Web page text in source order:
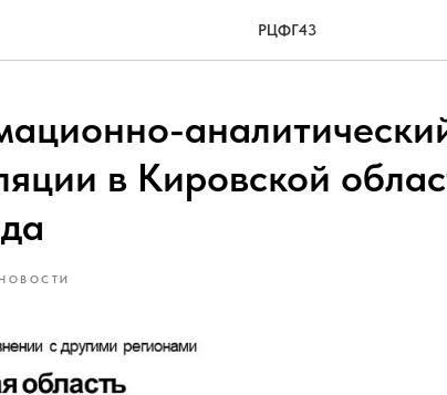
РЦФГ43
в Кировской